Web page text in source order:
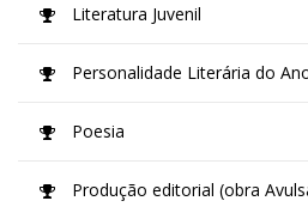
Literatura Juvenil
Personalidade Literária do
Poesia
Produção editorial (obra